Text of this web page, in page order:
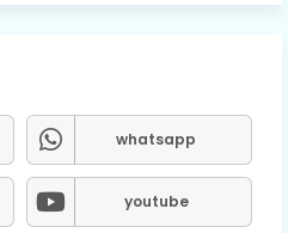
whatsapp
youtube